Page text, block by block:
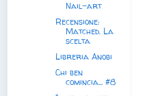
Nail-art
Recensione:
Matched. La
scelta
Libreria Anobi
Chi ben
comincia... #8